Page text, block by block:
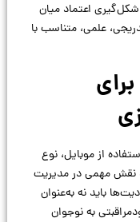
اعتماد میان
علمی، متناسب با
از موبایل، نوع
نقش مهمی در مدیریت
باید نه به‌عنوان
به نوجوان